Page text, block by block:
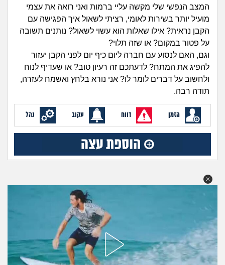
מתחם הטיפים
זוגיות
הורות ומשפחה
מתבגרים
לימודים וסטודנטים
עבודה וקריירה
חברים ואנשים
חיפוש שאלות
המצב הנפשי שלי מקשה עליי ברמות ואני רואה את עצמי
מועיל יותר בשירות לאומי, רציתי לשאול איך הפגישה עם
הקבן נראית? אילו שאלות הוא עשוי לשאול? נותנים תשובה
על פטור במקום? או שזה תלוי?
וגם, האם לנסוע עם חברה ליום כיף יום לפני הקבן יעזור
להפיג את המתח? לדעתכם זה רעיון טוב? או שעדיף לנוח
ולחשוב על דברים לומר לו? אני נורא בלחץ ואשמח לעזרה,
תודה רבה.
הזמן דווח עקוב נהל